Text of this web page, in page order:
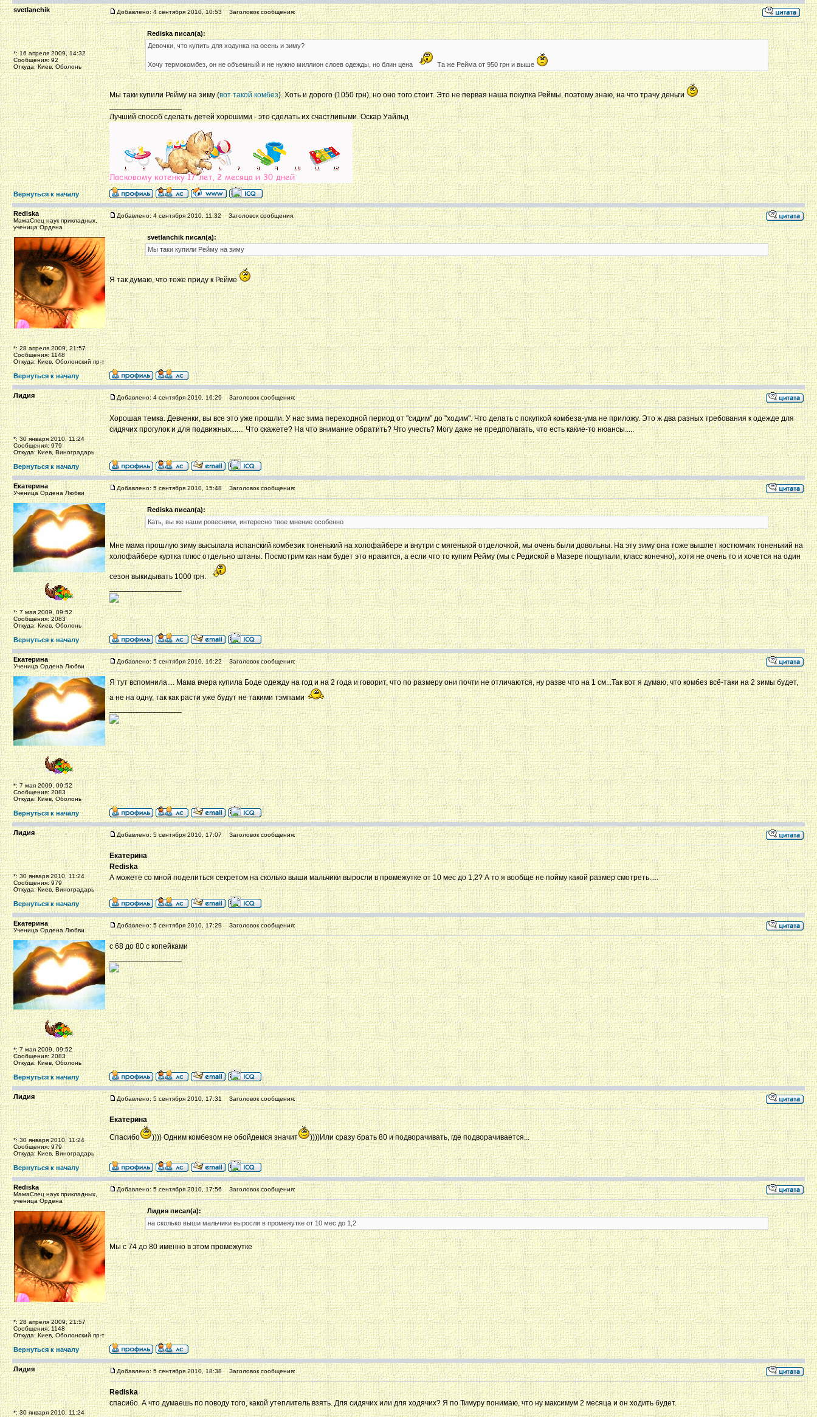
svetlanchik
*: 16 апреля 2009, 14:32
Сообщения: 92
Откуда: Киев, Оболонь
Добавлено: 4 сентября 2010, 10:53 Заголовок сообщения:
Rediska писал(а):
Девочки, что купить для ходунка на осень и зиму?
Хочу термокомбез, он не объемный и не нужно миллион слоев одежды, но блин цена Та же Рейма от 950 грн и выше
Мы таки купили Рейму на зиму (вот такой комбез). Хоть и дорого (1050 грн), но оно того стоит. Это не первая наша покупка Реймы, поэтому знаю, на что трачу деньги
_________________
Лучший способ сделать детей хорошими - это сделать их счастливыми. Оскар Уайльд
Вернуться к началу
Rediska
МамаСпец наук прикладных,
ученица Ордена
*: 28 апреля 2009, 21:57
Сообщения: 1148
Откуда: Киев, Оболонский пр-т
Добавлено: 4 сентября 2010, 11:32 Заголовок сообщения:
svetlanchik писал(а):
Мы таки купили Рейму на зиму
Я так думаю, что тоже приду к Рейме
Вернуться к началу
Лидия
*: 30 января 2010, 11:24
Сообщения: 979
Откуда: Киев, Виноградарь
Добавлено: 4 сентября 2010, 16:29 Заголовок сообщения:
Хорошая темка. Девченки, вы все это уже прошли. У нас зима переходной период от "сидим" до "ходим". Что делать с покупкой комбеза-ума не приложу. Это ж два разных требования к одежде для
сидячих прогулок и для подвижных....... Что скажете? На что внимание обратить? Что учесть? Могу даже не предполагать, что есть какие-то нюансы.....
Вернуться к началу
Екатерина
Ученица Ордена Любви
*: 7 мая 2009, 09:52
Сообщения: 2083
Откуда: Киев, Оболонь
Добавлено: 5 сентября 2010, 15:48 Заголовок сообщения:
Rediska писал(а):
Кать, вы же наши ровесники, интересно твое мнение особенно
Мне мама прошлую зиму высылала испанский комбезик тоненький на холофайбере и внутри с мягенькой отделочкой, мы очень были довольны. На эту зиму она тоже вышлет костюмчик тоненький на
холофайбере куртка плюс отдельно штаны. Посмотрим как нам будет это нравится, а если что то купим Рейму (мы с Редиской в Мазере пощупали, класс конечно), хотя не очень то и хочется на один
сезон выкидывать 1000 грн.
_________________
Вернуться к началу
Екатерина
Ученица Ордена Любви
*: 7 мая 2009, 09:52
Сообщения: 2083
Откуда: Киев, Оболонь
Добавлено: 5 сентября 2010, 16:22 Заголовок сообщения:
Я тут вспомнила.... Мама вчера купила Боде одежду на год и на 2 года и говорит, что по размеру они почти не отличаются, ну разве что на 1 см...Так вот я думаю, что комбез всё-таки на 2 зимы будет,
а не на одну, так как расти уже будут не такими тэмпами
_________________
Вернуться к началу
Лидия
*: 30 января 2010, 11:24
Сообщения: 979
Откуда: Киев, Виноградарь
Добавлено: 5 сентября 2010, 17:07 Заголовок сообщения:
Екатерина
Rediska
А можете со мной поделиться секретом на сколько выши мальчики выросли в промежутке от 10 мес до 1,2? А то я вообще не пойму какой размер смотреть.....
Вернуться к началу
Екатерина
Ученица Ордена Любви
*: 7 мая 2009, 09:52
Сообщения: 2083
Откуда: Киев, Оболонь
Добавлено: 5 сентября 2010, 17:29 Заголовок сообщения:
с 68 до 80 с копейками
_________________
Вернуться к началу
Лидия
*: 30 января 2010, 11:24
Сообщения: 979
Откуда: Киев, Виноградарь
Добавлено: 5 сентября 2010, 17:31 Заголовок сообщения:
Екатерина
Спасибо )))) Одним комбезом не обойдемся значит ))))Или сразу брать 80 и подворачивать, где подворачивается...
Вернуться к началу
Rediska
МамаСпец наук прикладных,
ученица Ордена
*: 28 апреля 2009, 21:57
Сообщения: 1148
Откуда: Киев, Оболонский пр-т
Добавлено: 5 сентября 2010, 17:56 Заголовок сообщения:
Лидия писал(а):
на сколько выши мальчики выросли в промежутке от 10 мес до 1,2
Мы с 74 до 80 именно в этом промежутке
Вернуться к началу
Лидия
*: 30 января 2010, 11:24
Добавлено: 5 сентября 2010, 18:38 Заголовок сообщения:
Rediska
спасибо. А что думаешь по поводу того, какой утеплитель взять. Для сидячих или для ходячих? Я по Тимуру понимаю, что ну максимум 2 месяца и он ходить будет.